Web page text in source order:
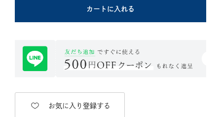
カートに入れる
お気に入り登録する